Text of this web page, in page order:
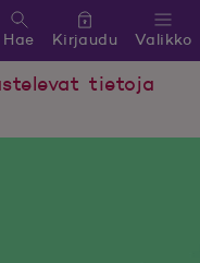
Valikko
Hae Kirjaudu
tietoja